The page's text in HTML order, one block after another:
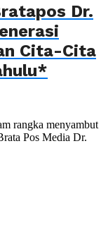
Dr.
Cita-Cita
rangka menyambut
Pos Media Dr.